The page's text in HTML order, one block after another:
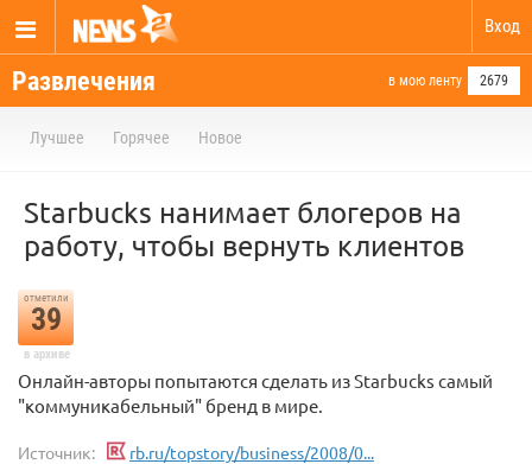
Вход
Развлечения в мою ленту 2679
Лучшее Горячее Новое
Starbucks нанимает блогеров на
работу, чтобы вернуть клиентов
отметили
39
в архиве
Онлайн-авторы попытаются сделать из Starbucks самый
"коммуникабельный" бренд в мире.
Источник: rb.ru/topstory/business/2008/0...